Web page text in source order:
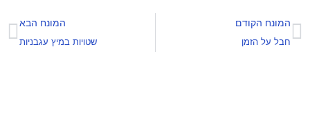
המונח הקודם
חבל על הזמן
המונח הבא
שטויות במיץ עגבניות